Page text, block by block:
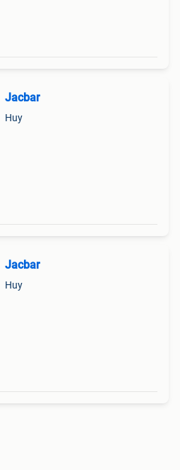
Jacbar
Huy
Jacbar
Huy